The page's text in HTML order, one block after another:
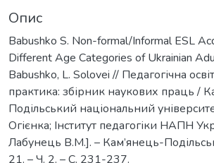
Опис
Babushko S. Non-formal/Informal ESL
Different Age Categories of Ukrainian
Babushko, L. Solovei // Педагогічна
практика: збірник наукових праць /
Подільський національний
Огієнка; Інститут педагогіки НАПН
Лабунець В.М.]. – Кам’янець-
21. – Ч. 2. – С. 231-237.